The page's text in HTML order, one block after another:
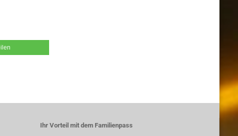
Ihr Vorteil mit dem Familienpass